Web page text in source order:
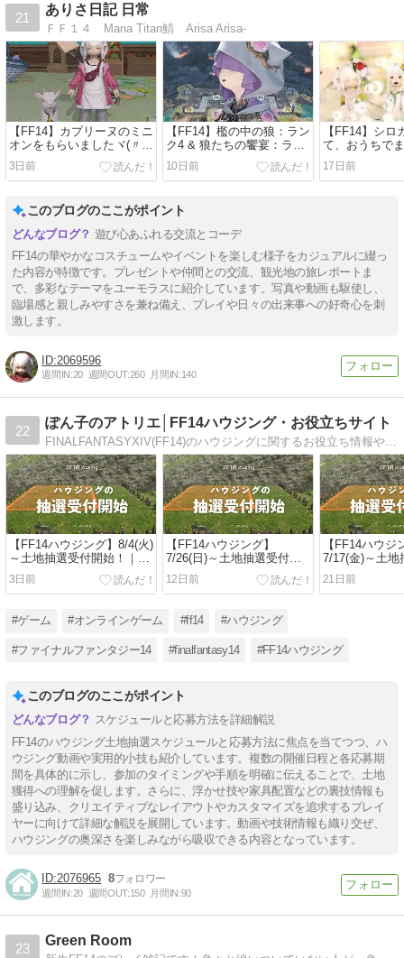
21
ありさ日記 日常
ＦＦ１４ Mana Titan鯖 Arisa Arisa-
【FF14】カプリーヌのミニ
オンをもらいましたヾ(〃
^∇^)ﾉ Lv100ID妖異侵攻ク
ルティウス魔導工廠
【FFXIV】
3日前
【FF14】檻の中の狼：ラン
ク4 & 狼たちの饗宴：ラン
ク5 アチーブ取れましたヾ
(〃^∇^)ﾉ クリスタルコンフ
リクト500回【FFXIV】
10日前
【FF14】シロ
て、おうちで
ボン玉ヾ(〃
【FFXIV】
17日前
このブログのここがポイント
遊び心あふれる交流とコーデ
FF14の華やかなコスチュームやイベントを楽しむ様子をカジュアルに綴っ
た内容が特徴です。プレゼントや仲間との交流、観光地の旅レポートま
で、多彩なテーマをユーモラスに紹介しています。写真や動画も駆使し、
臨場感と親しみやすさを兼ね備え、プレイや日々の出来事への好奇心を刺
激します。
2069596
週間IN:20 週間OUT:260 月間IN:140
22
ぽん子のアトリエ│FF14ハウジング・お役立ちサイト
FINALFANTASYXIV(FF14)のハウジングに関するお役立ち情報や組み合わせ家具等の作り方を主に紹介しています。また、浮かせ技や技術等の解説動画もあげてます！ #FF14 #FF14ハウジング
【FF14ハウジング】8/4(火)
～土地抽選受付開始！｜ス
ケジュールと応募方法
3日前
【FF14ハウジング】
7/26(日)～土地抽選受付開
始！｜スケジュールと応募
方法
12日前
【FF14ハウジ
7/17(金)～土地
始！｜スケジ
方法
21日前
#ゲーム #オンラインゲーム #ff14 #ハウジング
#ファイナルファンタジー14 #finalfantasy14 #FF14ハウジング
このブログのここがポイント
スケジュールと応募方法を詳細解説
FF14のハウジング土地抽選スケジュールと応募方法に焦点を当てつつ、ハ
ウジング動画や実用的小技も紹介しています。複数の開催日程と各応募期
間を具体的に示し、参加のタイミングや手順を明確に伝えることで、土地
獲得への理解を促します。さらに、浮かせ技や家具配置などの裏技情報も
盛り込み、クリエイティブなレイアウトやカスタマイズを追求するプレイ
ヤーに向けて詳細な解説を展開しています。動画や技術情報も織り交ぜ、
ハウジングの奥深さを楽しみながら吸収できる内容となっています。
2076965 8
週間IN:20 週間OUT:150 月間IN:90
23
Green Room